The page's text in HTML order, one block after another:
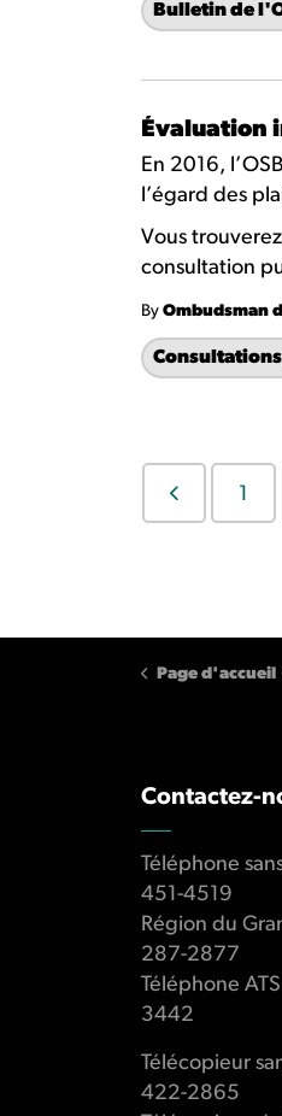
Bulletin de
Évaluation
En 2016,
l’égard des
Vous
consultation
By Ombudsman
1
Page d'accueil
Contactez-
Téléphone
451-4519
Région du
287-2877
Téléphone
3442
Télécopieur
422-2865